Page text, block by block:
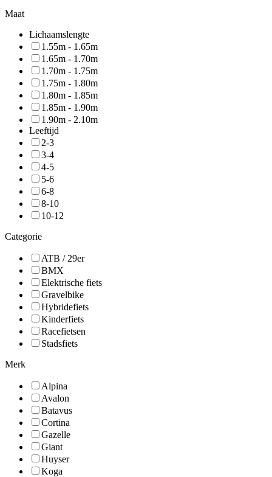
Maat
Lichaamslengte
1.55m - 1.65m
1.65m - 1.70m
1.70m - 1.75m
1.75m - 1.80m
1.80m - 1.85m
1.85m - 1.90m
1.90m - 2.10m
Leeftijd
2-3
3-4
4-5
5-6
6-8
8-10
10-12
Categorie
ATB / 29er
BMX
Elektrische fiets
Gravelbike
Hybridefiets
Kinderfiets
Racefietsen
Stadsfiets
Merk
Alpina
Avalon
Batavus
Cortina
Gazelle
Giant
Huyser
Koga